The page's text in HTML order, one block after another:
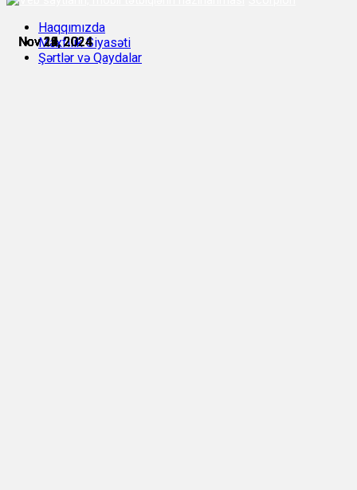
Nov 18, 2024
Nov 19, 2024
Nov 21, 2024
Nov 22, 2024
Nov 24, 2024
Nov 25, 2024
Haqqımızda
Məxfilik Siyasəti
Şərtlər və Qaydalar